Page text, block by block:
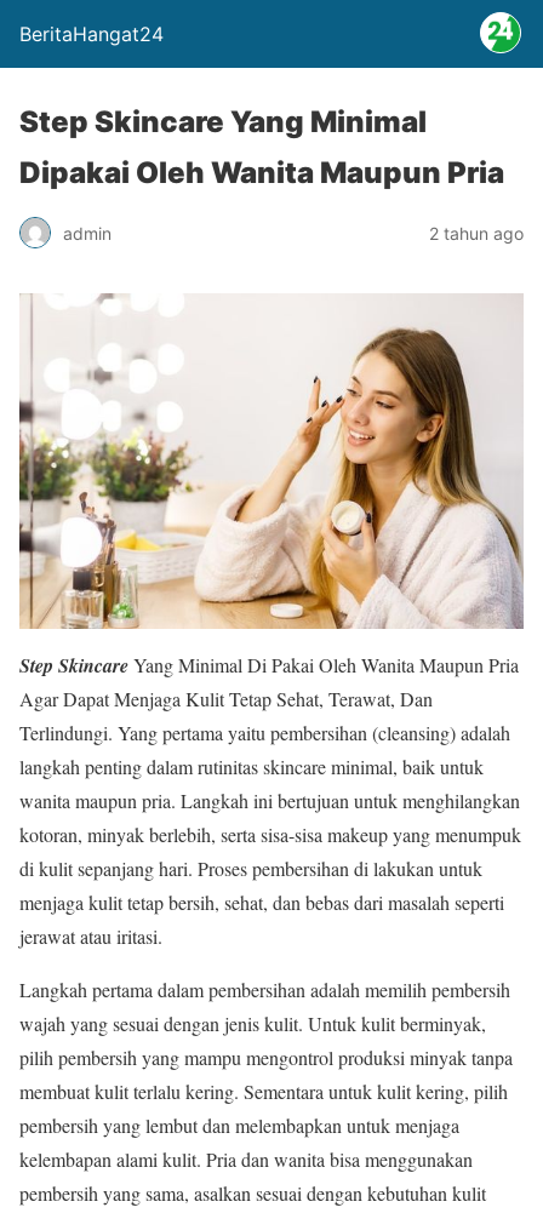
BeritaHangat24
Step Skincare Yang Minimal
Dipakai Oleh Wanita Maupun Pria
admin 2 tahun ago
Step SkincareYang Minimal Di Pakai Oleh Wanita Maupun Pria
Agar Dapat Menjaga Kulit Tetap Sehat, Terawat, Dan
Terlindungi. Yang pertama yaitu pembersihan (cleansing) adalah
langkah penting dalam rutinitas skincare minimal, baik untuk
wanita maupun pria. Langkah ini bertujuan untuk menghilangkan
kotoran, minyak berlebih, serta sisa-sisa makeup yang menumpuk
di kulit sepanjang hari. Proses pembersihan di lakukan untuk
menjaga kulit tetap bersih, sehat, dan bebas dari masalah seperti
jerawat atau iritasi.
Langkah pertama dalam pembersihan adalah memilih pembersih
wajah yang sesuai dengan jenis kulit. Untuk kulit berminyak,
pilih pembersih yang mampu mengontrol produksi minyak tanpa
membuat kulit terlalu kering. Sementara untuk kulit kering, pilih
pembersih yang lembut dan melembapkan untuk menjaga
kelembapan alami kulit. Pria dan wanita bisa menggunakan
pembersih yang sama, asalkan sesuai dengan kebutuhan kulit